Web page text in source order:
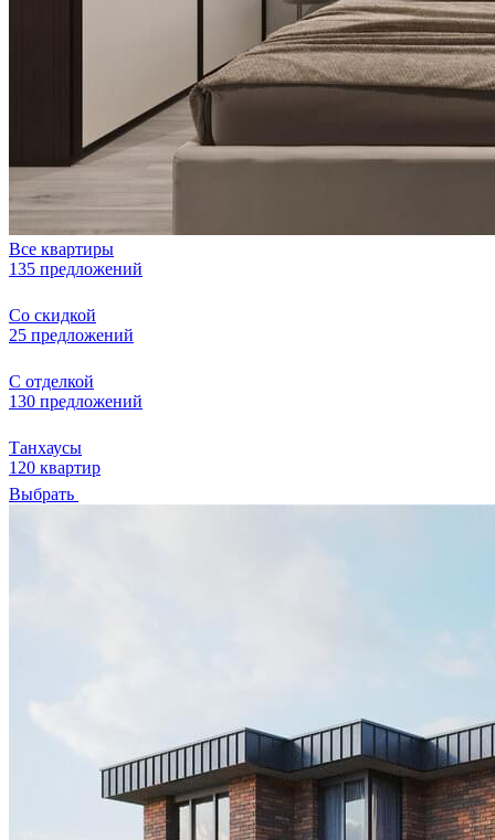
Все квартиры
135 предложений
Со скидкой
25 предложений
С отделкой
130 предложений
Танхаусы
120 квартир
Выбрать